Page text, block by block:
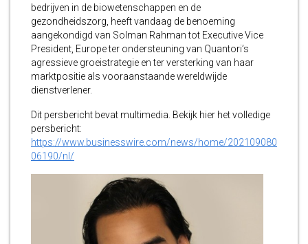
bedrijven in de biowetenschappen en de
gezondheidszorg, heeft vandaag de benoeming
aangekondigd van Solman Rahman tot Executive Vice
President, Europe ter ondersteuning van Quantori’s
agressieve groeistrategie en ter versterking van haar
marktpositie als vooraanstaande wereldwijde
dienstverlener.
Dit persbericht bevat multimedia. Bekijk hier het volledige
persbericht:
https://www.businesswire.com/news/home/202109080
06190/nl/